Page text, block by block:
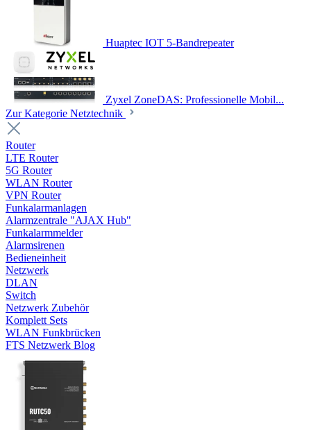
Huaptec IOT 5-Bandrepeater
Zyxel ZoneDAS: Professionelle Mobil...
Zur Kategorie Netztechnik
Router
LTE Router
5G Router
WLAN Router
VPN Router
Funkalarmanlagen
Alarmzentrale "AJAX Hub"
Funkalarmmelder
Alarmsirenen
Bedieneinheit
Netzwerk
DLAN
Switch
Netzwerk Zubehör
Komplett Sets
WLAN Funkbrücken
FTS Netzwerk Blog